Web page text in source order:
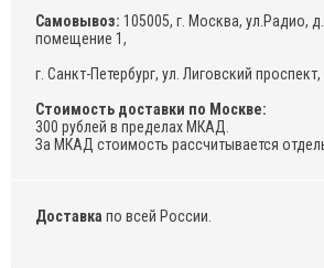
Самовывоз: 105005, г. Москва, ул.Радио,
помещение 1,
г. Санкт-Петербург, ул. Лиговский
Стоимость доставки по Москве:
300 рублей в пределах МКАД.
За МКАД стоимость рассчитывается
Доставка по всей России.